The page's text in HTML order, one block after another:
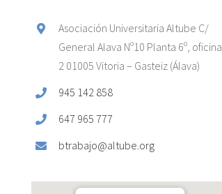
Asociación Universitaria Altube C/
General Alava Nº10 Planta 6º, oficina
2 01005 Vitoria – Gasteiz (Álava)
945 142 858
647 965 777
btrabajo@altube.org